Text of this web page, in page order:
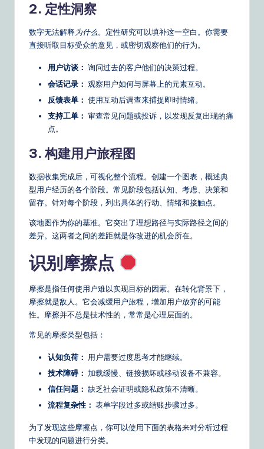
2. 定性洞察
数字无法解释为什么。定性研究可以填补这一空白。你需要
直接听取目标受众的意见，或密切观察他们的行为。
用户访谈： 询问过去的客户他们的决策过程。
会话记录： 观察用户如何与屏幕上的元素互动。
反馈表单： 使用互动后调查来捕捉即时情绪。
支持工单： 审查常见问题或投诉，以发现反复出现的痛
点。
3. 构建用户旅程图
数据收集完成后，可视化整个流程。创建一个图表，概述典
型用户经历的各个阶段。常见阶段包括认知、考虑、决策和
留存。针对每个阶段，列出具体的行动、情绪和接触点。
该地图作为你的基准。它突出了理想路径与实际路径之间的
差异。这两者之间的差距就是你改进的机会所在。
识别摩擦点
摩擦是指任何使用户难以实现目标的因素。在转化背景下，
摩擦就是敌人。它会减缓用户旅程，增加用户放弃的可能
性。摩擦并不总是技术性的，常常是心理层面的。
常见的摩擦类型包括：
认知负荷： 用户需要过度思考才能继续。
技术障碍： 加载缓慢、链接损坏或移动设备不兼容。
信任问题： 缺乏社会证明或隐私政策不清晰。
流程复杂性： 表单字段过多或结账步骤过多。
为了发现这些摩擦点，你可以使用下面的表格来对分析过程
中发现的问题进行分类。